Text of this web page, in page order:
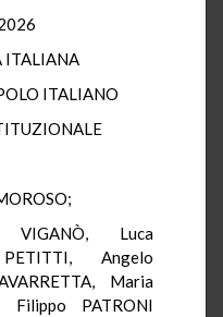
ITALIANA
ITALIANO
VIGANÒ, Luca
Angelo
Maria
Filippo PATRONI